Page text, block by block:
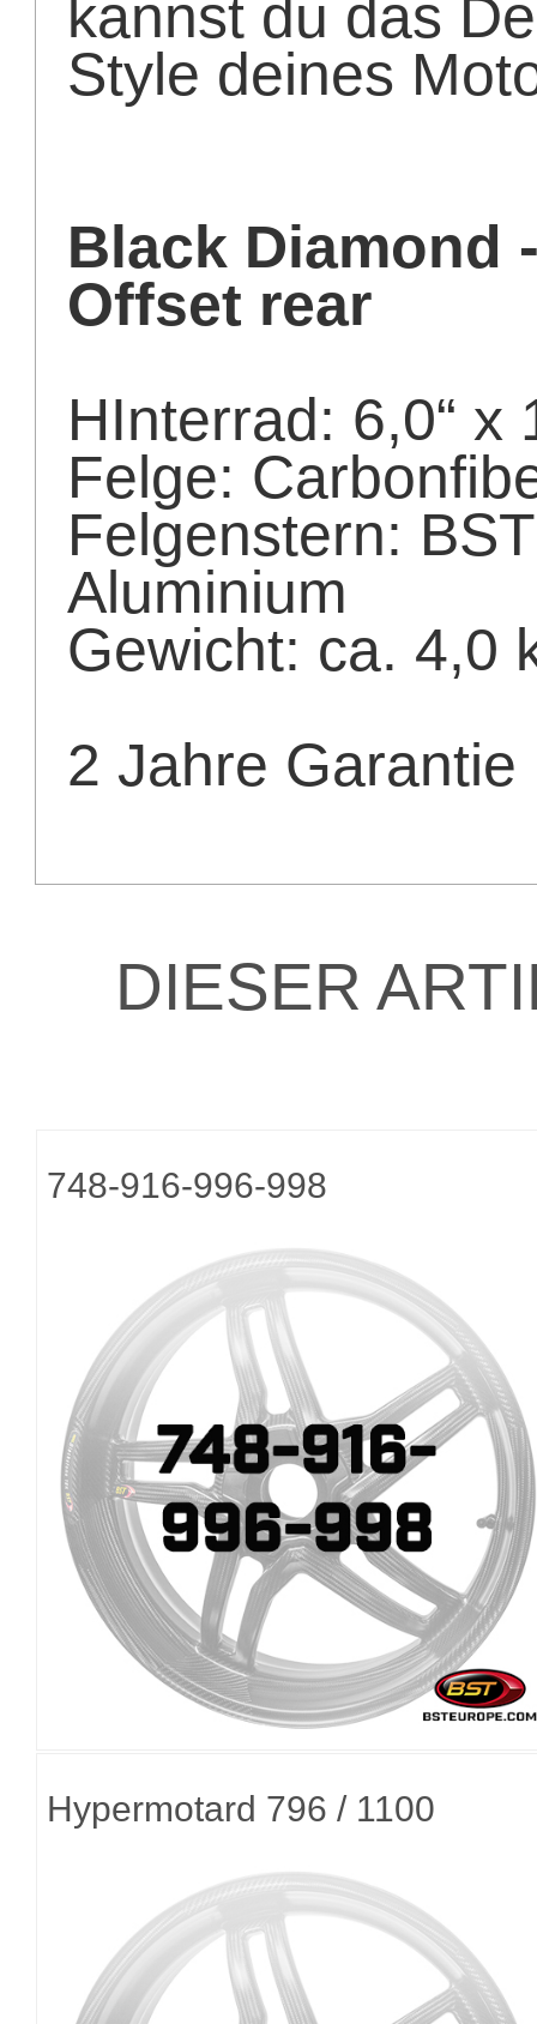
kannst du das
Style deines
Black Diamond
Offset rear
HInterrad: 6,0“ x
Felge:
Felgenstern:
Aluminium
Gewicht: ca. 4,0
2 Jahre Garantie
DIESER
748-916-996-998
Hypermotard 796 / 1100